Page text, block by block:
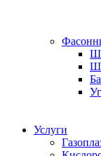
Услуги